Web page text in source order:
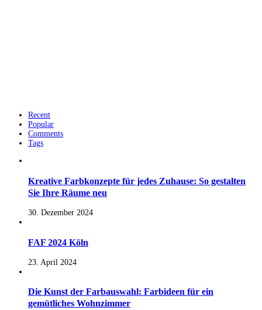
Recent
Popular
Comments
Tags
Kreative Farbkonzepte für jedes Zuhause: So gestalten
Sie Ihre Räume neu
30. Dezember 2024
FAF 2024 Köln
23. April 2024
Die Kunst der Farbauswahl: Farbideen für ein
gemütliches Wohnzimmer